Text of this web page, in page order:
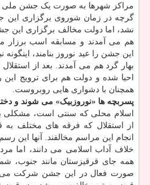
مراکز شهرها به صورت یک جشن ملی
گرچه در زمان شوروی برگزاری
نشد، اما دولت مخالف برگزاری این
هم می آمدند و مسابقه اسب برزار
این جشن را عید نوروز بنامند، اینگونه
بهار گرد هم می آمدند. بعد از
احیا شده و دولت هم برای ترویج
همچنان با دشواری هایی روبروست.
پسربچه ها «نوروزبیک» می شوند و
اسلام محلی که سنتی است، مشکلی
از استقلال که فرقه های مختلف به
انجام این مراسم مخالفند. آنها این
خلاف آداب اسلامی می دانند، اما
همه جای قرقیزستان مانند جنوب،
صورت فعال در این جشن شرکت می